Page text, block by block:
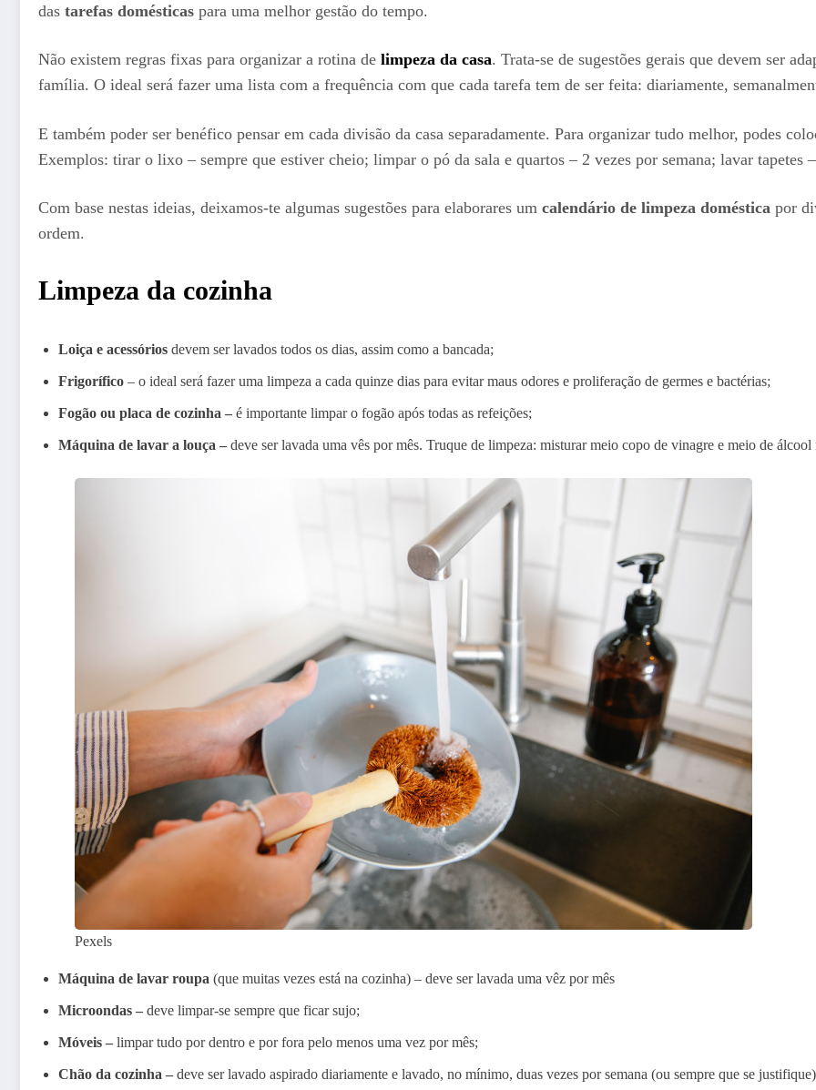
das tarefas domésticas para uma melhor gestão do tempo.
Não existem regras fixas para organizar a rotina de limpeza da casa. Trata-se de sugestões gerais que devem ser
família. O ideal será fazer uma lista com a frequência com que cada tarefa tem de ser feita: diariamente,
E também poder ser benéfico pensar em cada divisão da casa separadamente. Para organizar tudo melhor, podes
Exemplos: tirar o lixo – sempre que estiver cheio; limpar o pó da sala e quartos – 2 vezes por semana; lavar tapetes
Com base nestas ideias, deixamos-te algumas sugestões para elaborares um calendário de limpeza doméstica por
ordem.
Limpeza da cozinha
Loiça e acessórios devem ser lavados todos os dias, assim como a bancada;
Frigorífico – o ideal será fazer uma limpeza a cada quinze dias para evitar maus odores e proliferação de germes e bactérias;
Fogão ou placa de cozinha – é importante limpar o fogão após todas as refeições;
Máquina de lavar a louça – deve ser lavada uma vês por mês. Truque de limpeza: misturar meio copo de vinagre e meio de
Pexels
Máquina de lavar roupa (que muitas vezes está na cozinha) – deve ser lavada uma vêz por mês
Microondas – deve limpar-se sempre que ficar sujo;
Móveis – limpar tudo por dentro e por fora pelo menos uma vez por mês;
Chão da cozinha – deve ser lavado aspirado diariamente e lavado, no mínimo, duas vezes por semana (ou sempre que se